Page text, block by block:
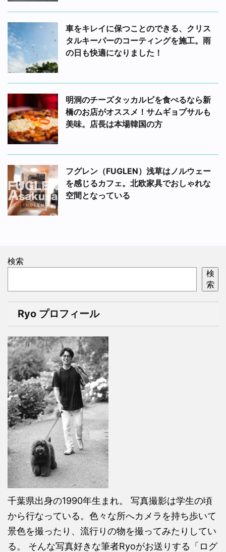
車をキレイに保つことのできる、クリス
タルキーパーのコーティングを施工。雨
の日も快適になりました！
明洞のチーズタッカルビを食べるなら新
橋のお店がオススメ！サムギョプサルも
美味。店長は本場韓国の方
フグレン（FUGLEN）浅草はノルウェー
を感じるカフェ。北欧家具でおしゃれな
空間となっている
検索
検
索
Ryo プロフィール
千葉県出身の1990年生まれ。 写真撮影は学生の頃
から行なっている。色々な所へカメラを持ち歩いて
景色を撮ったり、流行りの物を撮ってみたりしてい
る。 そんな写真好きな筆者Ryoがお送りする「ログ